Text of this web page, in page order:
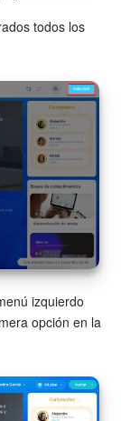
todos los
izquierdo
opción en la